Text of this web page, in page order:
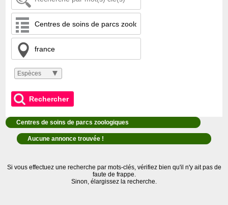
Espèces
Rechercher
Centres de soins de parcs zoologiques
Aucune annonce trouvée !
Si vous effectuez une recherche par mots-clés, vérifiez bien qu'il n'y ait pas de
faute de frappe.
Sinon, élargissez la recherche.